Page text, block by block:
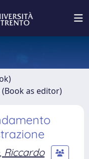
as editor)
Riccardo